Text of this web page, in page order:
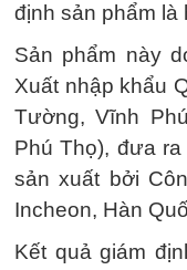
định sản phẩm là
Sản phẩm này
Xuất nhập khẩu
Tường, Vĩnh
Phú Thọ), đưa
sản xuất bởi
Incheon, Hàn
Kết quả giám